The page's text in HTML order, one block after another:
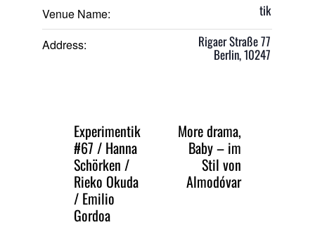
Venue Name: tik
Address: Rigaer Straße 77
Berlin,10247
Experimentik
#67 / Hanna
Schörken /
Rieko Okuda
/ Emilio
Gordoa
More drama,
Baby – im
Stil von
Almodóvar